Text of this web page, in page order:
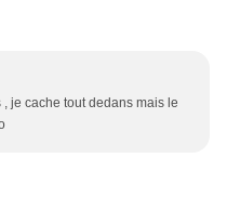
je cache tout dedans mais le